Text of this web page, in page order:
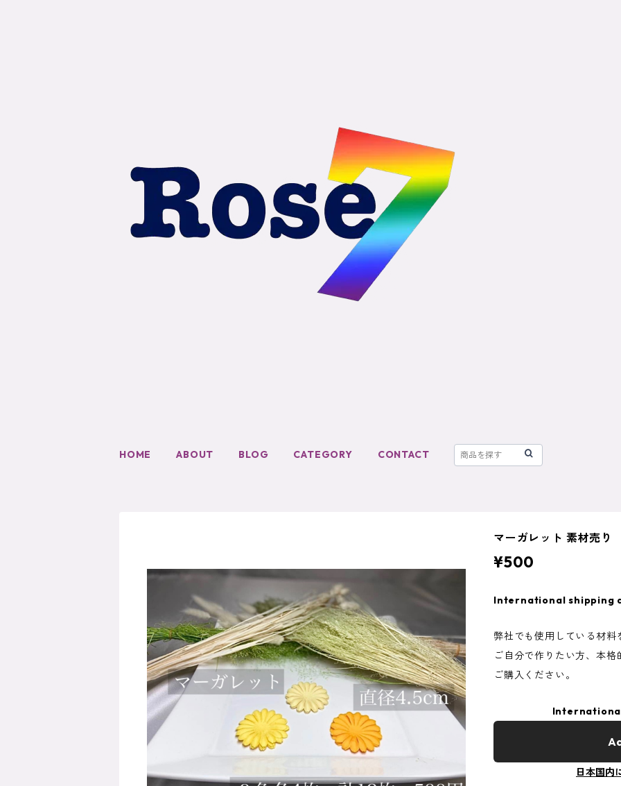
HOME ABOUT BLOG CATEGORY CONTACT
マーガレット 素材売り
¥500
International shipping
弊社でも使用している材
ご自分で作りたい方、本
ご購入ください。
日本国内